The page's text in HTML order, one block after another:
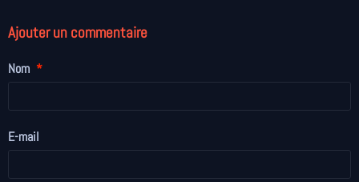
Ajouter un commentaire
Nom
E-mail